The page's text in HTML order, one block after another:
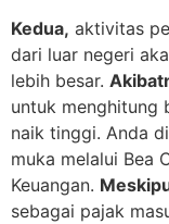
Kedua, aktivitas
dari luar negeri
lebih besar.
untuk menghitung
naik tinggi. Anda
muka melalui Bea
Keuangan.
sebagai pajak